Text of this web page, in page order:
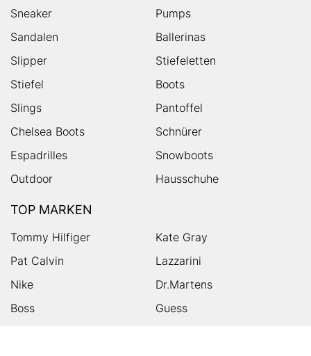
Sneaker
Pumps
Sandalen
Ballerinas
Slipper
Stiefeletten
Stiefel
Boots
Slings
Pantoffel
Chelsea Boots
Schnürer
Espadrilles
Snowboots
Outdoor
Hausschuhe
TOP MARKEN
Tommy Hilfiger
Kate Gray
Pat Calvin
Lazzarini
Nike
Dr.Martens
Boss
Guess